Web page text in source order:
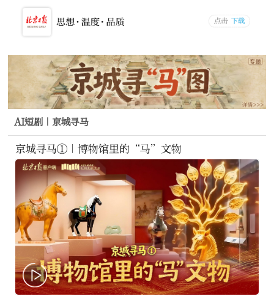
AI短剧｜京城寻马
京城寻马①｜博物馆里的“马”文物